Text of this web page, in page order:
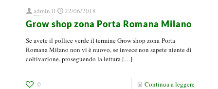
admin il 22/06/2018
Grow shop zona Porta Romana Milano
Se avete il pollice verde il termine Grow shop zona Porta
Romana Milano non vi è nuovo, se invece non sapete niente di
coltivazione, proseguendo la lettura […]
0 Continua a leggere